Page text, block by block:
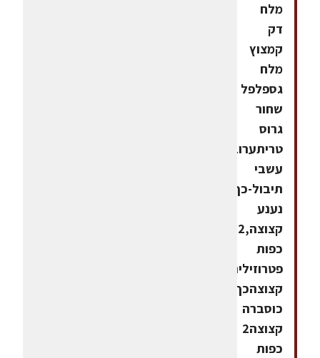
מלח
דק
קמצוץ
מלח
גספלפל
שחור
גרוס
טריתערובת
עשבי
תיבול-כף
נענע
קצוצה,2
כפות
פטרוזיליה
קצוצהכף
כוסברה
קצוצה2
כפות